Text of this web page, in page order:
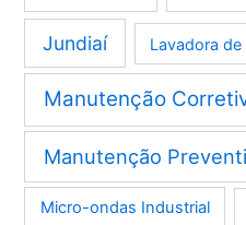
Jundiaí Lavadora de
Manutenção
Manutenção
Micro-ondas Industrial